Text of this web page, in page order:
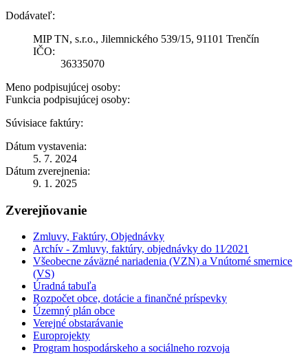
Dodávateľ:
MIP TN, s.r.o., Jilemnického 539/15, 91101 Trenčín
IČO:
36335070
Meno podpisujúcej osoby:
Funkcia podpisujúcej osoby:
Súvisiace faktúry:
Dátum vystavenia:
5. 7. 2024
Dátum zverejnenia:
9. 1. 2025
Zverejňovanie
Zmluvy, Faktúry, Objednávky
Archív - Zmluvy, faktúry, objednávky do 11⁄2021
Všeobecne záväzné nariadenia (VZN) a Vnútorné smernice
(VS)
Úradná tabuľa
Rozpočet obce, dotácie a finančné príspevky
Územný plán obce
Verejné obstarávanie
Europrojekty
Program hospodárskeho a sociálneho rozvoja